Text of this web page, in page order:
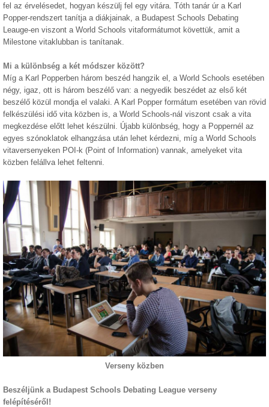
fel az érvelésedet, hogyan készülj fel egy vitára. Tóth tanár úr a Karl
Popper-rendszert tanítja a diákjainak, a Budapest Schools Debating
Leauge-en viszont a World Schools vitaformátumot követtük, amit a
Milestone vitaklubban is tanítanak.
Mi a különbség a két módszer között?
Míg a Karl Popperben három beszéd hangzik el, a World Schools esetében
négy, igaz, ott is három beszélő van: a negyedik beszédet az első két
beszélő közül mondja el valaki. A Karl Popper formátum esetében van rövid
felkészülési idő vita közben is, a World Schools-nál viszont csak a vita
megkezdése előtt lehet készülni. Újabb különbség, hogy a Poppernél az
egyes szónoklatok elhangzása után lehet kérdezni, míg a World Schools
vitaversenyeken POI-k (Point of Information) vannak, amelyeket vita
közben felállva lehet feltenni.
Verseny közben
Beszéljünk a Budapest Schools Debating League verseny
felépítéséről!